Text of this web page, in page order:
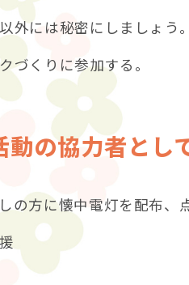
外には秘密にしましょう。
づくりに参加する。
の協力者とし
の方に懐中電灯を配布、